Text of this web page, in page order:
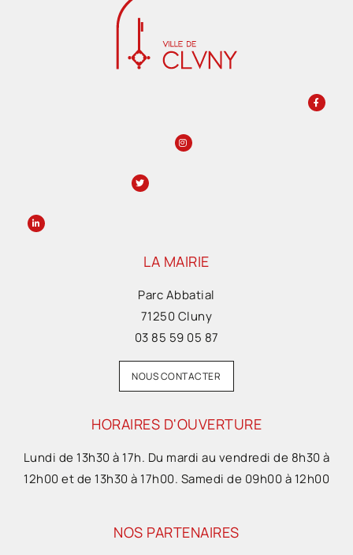
LA MAIRIE
Parc Abbatial
71250 Cluny
03 85 59 05 87
NOUS CONTACTER
HORAIRES D'OUVERTURE
Lundi de 13h30 à 17h. Du mardi au vendredi de 8h30 à
12h00 et de 13h30 à 17h00. Samedi de 09h00 à 12h00
NOS PARTENAIRES